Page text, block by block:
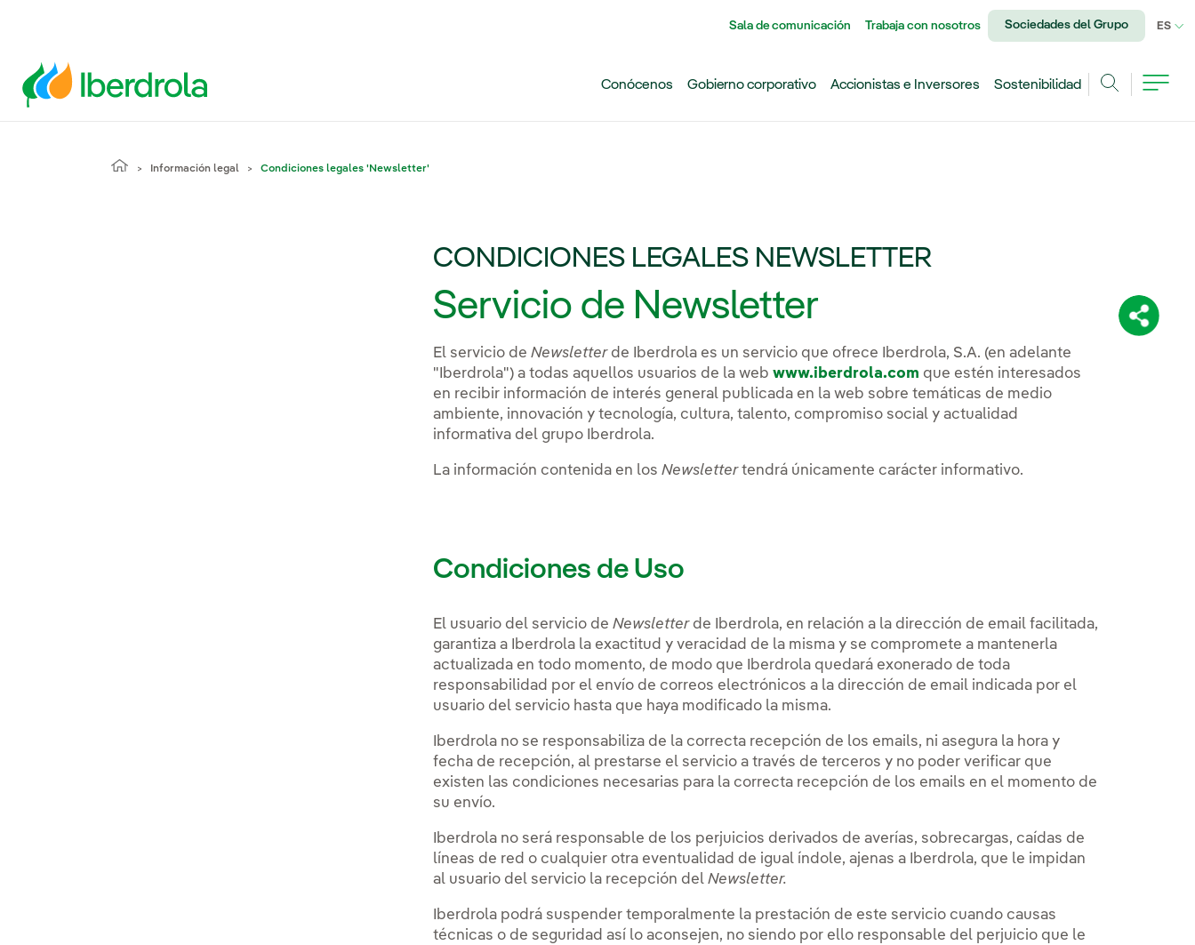
Sala de comunicación Trabaja con nosotros Sociedades del Grupo ES
Conócenos Gobierno corporativo Accionistas e Inversores
Sostenibilidad
Información legal Condiciones legales 'Newsletter'
CONDICIONES LEGALES NEWSLETTER
Servicio de Newsletter
El servicio deNewsletter de Iberdrola es un servicio que ofrece Iberdrola, S.A. (en adelante
"Iberdrola") a todas aquellos usuarios de la webwww.iberdrola.com que estén interesados
en recibir información de interés general publicada en la web sobre temáticas de medio
ambiente, innovación y tecnología, cultura, talento, compromiso social y actualidad
informativa del grupo Iberdrola.
La información contenida en losNewsletter tendrá únicamente carácter informativo.
Condiciones de Uso
El usuario del servicio deNewsletter de Iberdrola, en relación a la dirección de email facilitada,
garantiza a Iberdrola la exactitud y veracidad de la misma y se compromete a mantenerla
actualizada en todo momento, de modo que Iberdrola quedará exonerado de toda
responsabilidad por el envío de correos electrónicos a la dirección de email indicada por el
usuario del servicio hasta que haya modificado la misma.
Iberdrola no se responsabiliza de la correcta recepción de los emails, ni asegura la hora y
fecha de recepción, al prestarse el servicio a través de terceros y no poder verificar que
existen las condiciones necesarias para la correcta recepción de los emails en el momento de
su envío.
Iberdrola no será responsable de los perjuicios derivados de averías, sobrecargas, caídas de
líneas de red o cualquier otra eventualidad de igual índole, ajenas a Iberdrola, que le impidan
al usuario del servicio la recepción delNewsletter.
Iberdrola podrá suspender temporalmente la prestación de este servicio cuando causas
técnicas o de seguridad así lo aconsejen, no siendo por ello responsable del perjuicio que le